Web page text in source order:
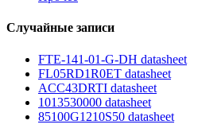
Случайные записи
FTE-141-01-G-DH datasheet
FL05RD1R0ET datasheet
ACC43DRTI datasheet
1013530000 datasheet
85100G1210S50 datasheet